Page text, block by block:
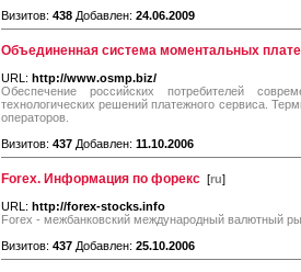
Визитов: 438 Добавлен: 24.06.2009
Объединенная система моментальных
URL: http://www.osmp.biz/
Обеспечение российских потребителей
технологических решений платежного сервиса.
операторов.
Визитов: 437 Добавлен: 11.10.2006
Forex. Информация по форекс [ru]
URL: http://forex-stocks.info
Forex - межбанковский международный валютный
Визитов: 437 Добавлен: 25.10.2006